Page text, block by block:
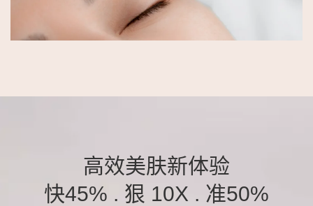
高效美肤新体验
快45% . 狠 10X . 准50%